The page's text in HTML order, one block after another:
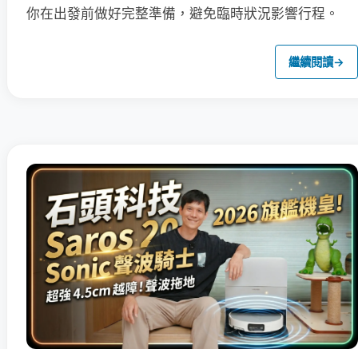
你在出發前做好完整準備，避免臨時狀況影響行程。
繼續閱讀→